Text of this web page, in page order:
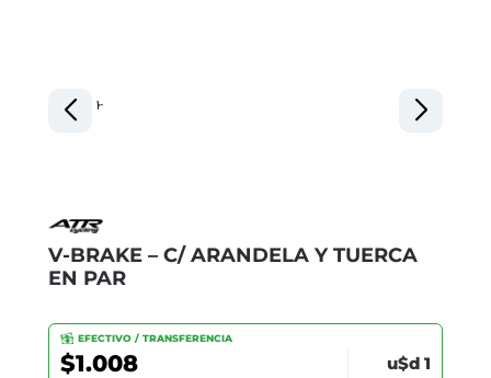
V-BRAKE – C/ ARANDELA Y TUERCA
EN PAR
EFECTIVO / TRANSFERENCIA
$1.008 u$d 1